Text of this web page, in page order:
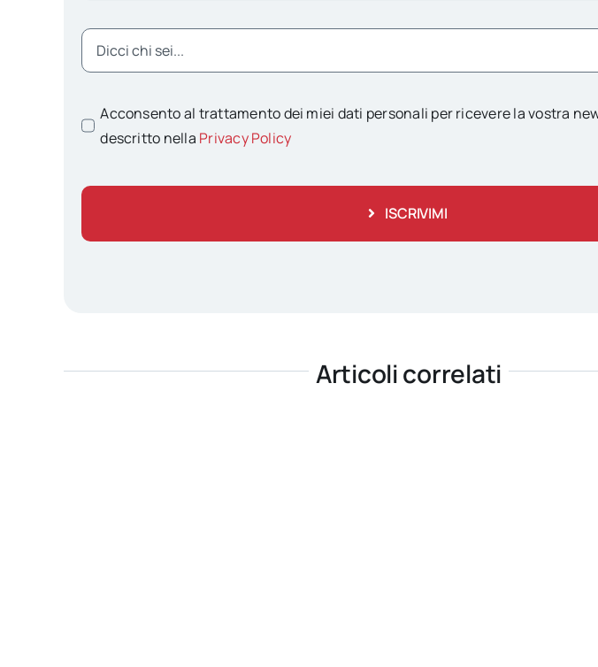
Acconsento al trattamento dei miei dati personali per ricevere la vostra
descritto nella Privacy Policy
ISCRIVIMI
Articoli correlati